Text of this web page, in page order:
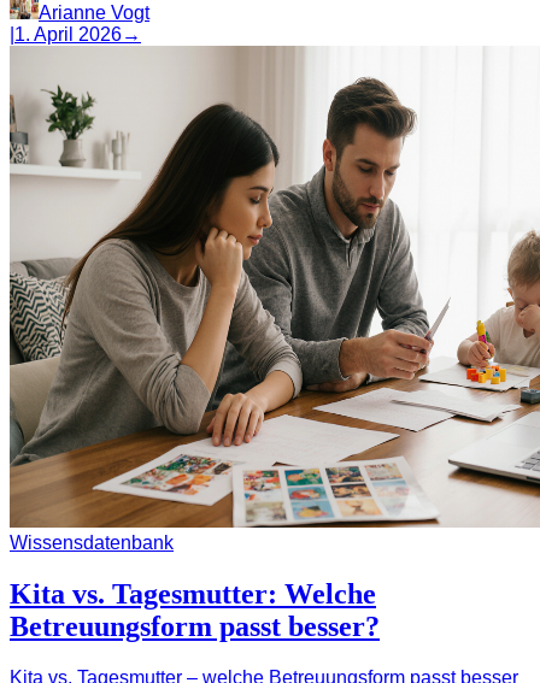
Arianne Vogt
1. April 2026→
Wissensdatenbank
Kita vs. Tagesmutter: Welche
Betreuungsform passt besser?
Kita vs. Tagesmutter – welche Betreuungsform passt besser